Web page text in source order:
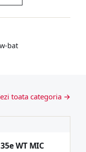
bat
toata categoria →
WT MIC